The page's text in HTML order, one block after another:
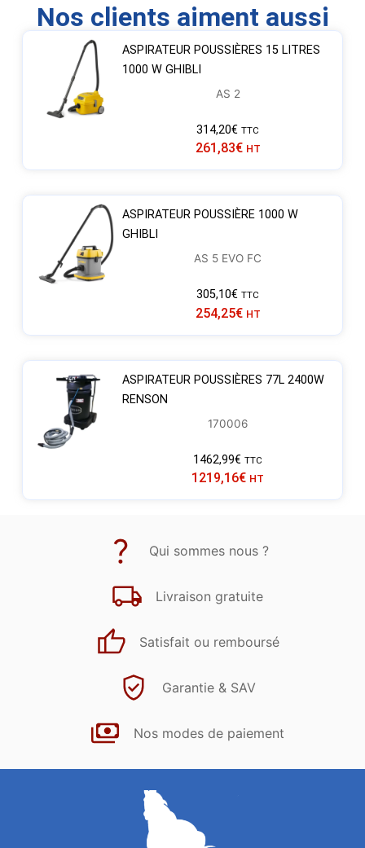
Nos clients aiment aussi
ASPIRATEUR POUSSIÈRES 15 LITRES
1000 W GHIBLI
AS 2
314,20€ TTC
261,83€ HT
ASPIRATEUR POUSSIÈRE 1000 W
GHIBLI
AS 5 EVO FC
305,10€ TTC
254,25€ HT
ASPIRATEUR POUSSIÈRES 77L 2400W
RENSON
170006
1462,99€ TTC
1219,16€ HT
Qui sommes nous ?
Livraison gratuite
Satisfait ou remboursé
Garantie & SAV
Nos modes de paiement